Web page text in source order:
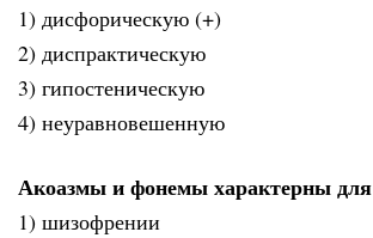
1) дисфорическую (+)
2) диспрактическую
3) гипостеническую
4) неуравновешенную
Акоазмы и фонемы характерны для
1) шизофрении